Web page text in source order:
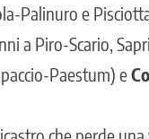
Palinuro e
a Piro-Scario,
Paestum) e